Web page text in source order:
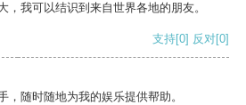
，我可以结识到来自世界各地的朋友。
支持[0] 反对[0]
，随时随地为我的娱乐提供帮助。